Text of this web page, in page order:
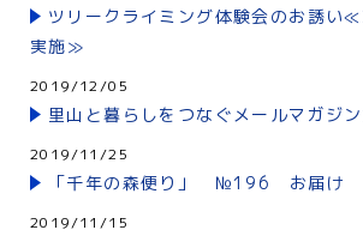
ツリークライミング体験会のお誘
実施≫
2019/12/05
里山と暮らしをつなぐメールマガジ
2019/11/25
「千年の森便り」 №196 お届け
2019/11/15